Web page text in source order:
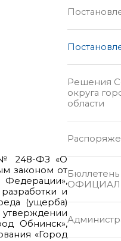
№ 248-ФЗ «О
законом от
и
(ущерба)
Обнинск»,
«Город
Решения
округа
области